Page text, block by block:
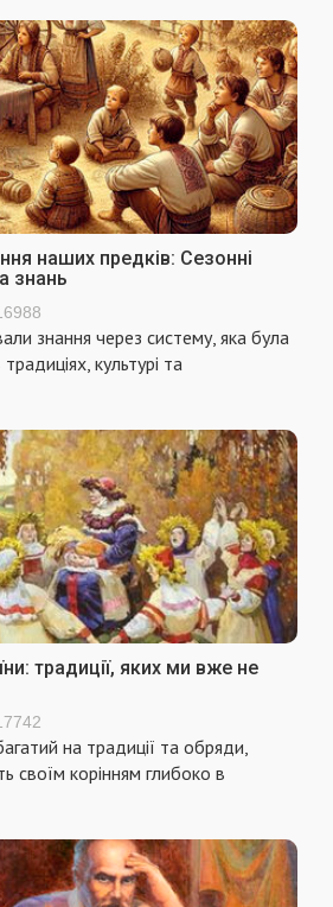
наших предків: Сезонні
знань
знання через систему, яка була
культурі та
традиції, яких ми вже не
на традиції та обряди,
своїм корінням глибоко в